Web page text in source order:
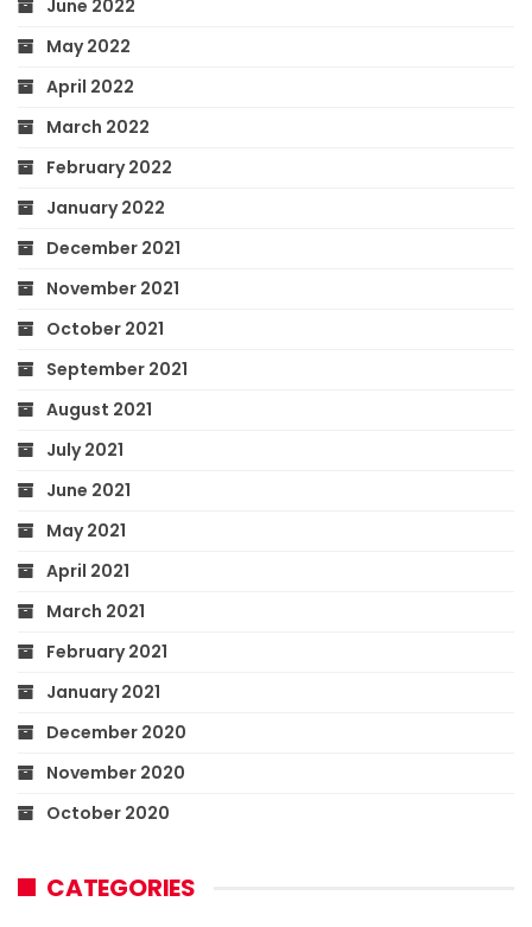
June 2022
May 2022
April 2022
March 2022
February 2022
January 2022
December 2021
November 2021
October 2021
September 2021
August 2021
July 2021
June 2021
May 2021
April 2021
March 2021
February 2021
January 2021
December 2020
November 2020
October 2020
CATEGORIES